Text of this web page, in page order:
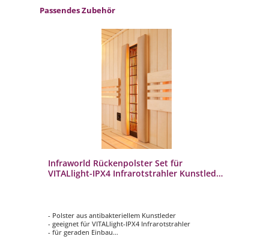
Produktgalerie überspringen
Passendes Zubehör
Infraworld Rückenpolster Set für
VITALlight-IPX4 Infrarotstrahler Kunstleder
- Polster aus antibakteriellem Kunstleder
- geeignet für VITALlight-IPX4 Infrarotstrahler
- für geraden Einbau